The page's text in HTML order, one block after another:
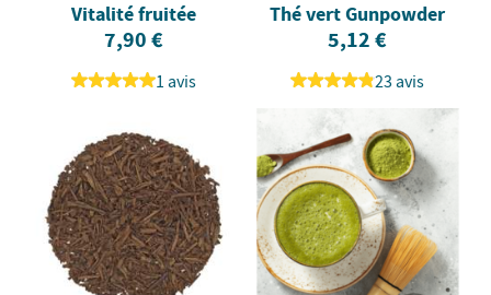
Vitalité fruitée
7,90 €
1 avis
Thé vert Gunpowder
5,12 €
23 avis